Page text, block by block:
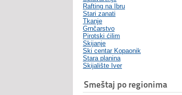
Rafting na Ibru
Stari zanati
Tkanje
Grnčarstvo
Pirotski ćilim
Skijanje
Ski centar Kopaonik
Stara planina
Skijalište Iver
Smeštaj po regionima